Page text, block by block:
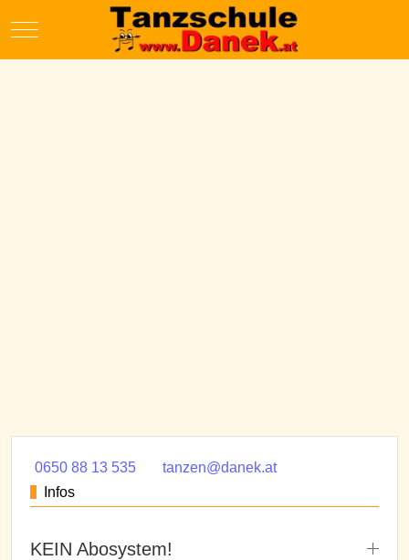
Mobile Menu Toggle
0650 88 13 535
tanzen@danek.at
Infos
KEIN Abosystem!